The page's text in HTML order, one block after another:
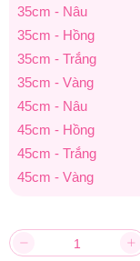
35cm - Nâu
35cm - Hồng
35cm - Trắng
35cm - Vàng
45cm - Nâu
45cm - Hồng
45cm - Trắng
45cm - Vàng